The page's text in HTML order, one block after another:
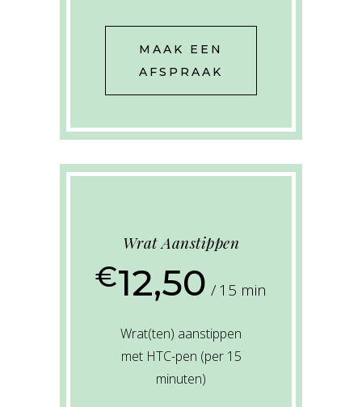
MAAK EEN
AFSPRAAK
Wrat Aanstippen
€12,50 15 min
Wrat(ten) aanstippen
met HTC-pen (per 15
minuten)